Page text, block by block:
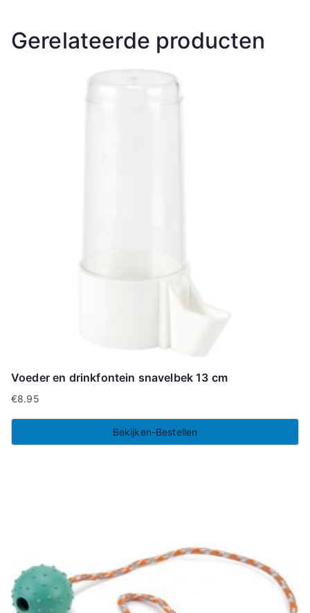
Gerelateerde producten
Voeder en drinkfontein snavelbek 13 cm
€8.95
Bekijken-Bestellen